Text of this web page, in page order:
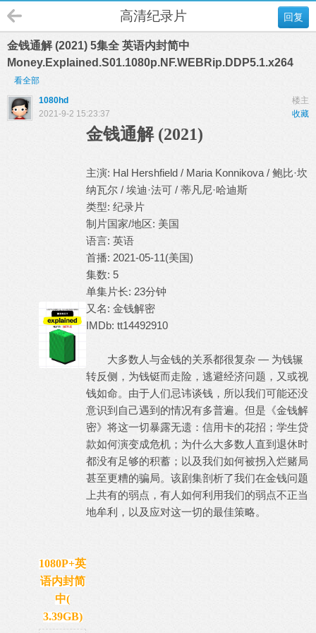
回复
高清纪录片
金钱通解 (2021) 5集全 英语内封简中
Money.Explained.S01.1080p.NF.WEBRip.DDP5.1.x264
看全部
楼主
1080hd
收藏
2021-9-2 15:23:37
金钱通解 (2021)
主演: Hal Hershfield / Maria Konnikova / 鲍比·坎
纳瓦尔 / 埃迪·法可 / 蒂凡尼·哈迪斯
类型: 纪录片
制片国家/地区: 美国
语言: 英语
首播: 2021-05-11(美国)
集数: 5
单集片长: 23分钟
又名: 金钱解密
IMDb: tt14492910
大多数人与金钱的关系都很复杂 — 为钱辗
转反侧，为钱铤而走险，逃避经济问题，又或视
钱如命。由于人们忌讳谈钱，所以我们可能还没
意识到自己遇到的情况有多普遍。但是《金钱解
密》将这一切暴露无遗：信用卡的花招；学生贷
款如何演变成危机；为什么大多数人直到退休时
都没有足够的积蓄；以及我们如何被拐入烂赌局
甚至更糟的骗局。该剧集剖析了我们在金钱问题
上共有的弱点，有人如何利用我们的弱点不正当
地牟利，以及应对这一切的最佳策略。
1080P+英
语内封简
中(
3.39GB)